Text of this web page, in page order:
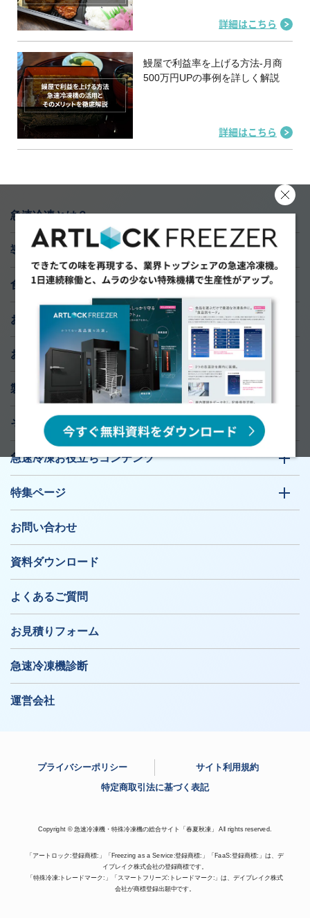
詳細はこちら
鰻屋で利益率を上げる方法-月商
500万円UPの事例を詳しく解説
詳細はこちら
急速冷凍とは？
導入実績
食材研究ラボ
おすすめ導入サポート
お知らせ
製品ラインナップ
そのお悩み、急速冷凍機が解決します！
急速冷凍お役立ちコンテンツ
特集ページ
お問い合わせ
資料ダウンロード
よくあるご質問
お見積りフォーム
急速冷凍機診断
運営会社
プライバシーポリシー
サイト利用規約
特定商取引法に基づく表記
Copyright © 急速冷凍機・特殊冷凍機の総合サイト「春夏秋凍」 All rights reserved.
「アートロック:登録商標:」「Freezing as a Service:登録商標:」「FaaS:登録商標:」は、デ
イブレイク株式会社の登録商標です。
「特殊冷凍:トレードマーク:」「スマートフリーズ:トレードマーク:」は、デイブレイク株式
会社が商標登録出願中です。